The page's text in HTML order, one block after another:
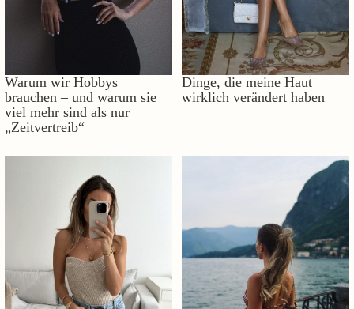
Warum wir Hobbys
brauchen – und warum sie
viel mehr sind als nur
„Zeitvertreib“
Dinge, die meine Haut
wirklich verändert haben